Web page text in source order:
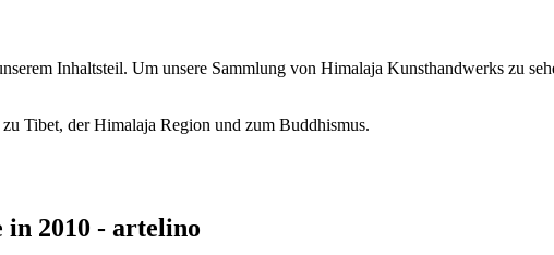
Inhaltsteil. Um unsere Sammlung von Himalaja Kunsthandwerks zu
Tibet, der Himalaja Region und zum Buddhismus.
in 2010 - artelino